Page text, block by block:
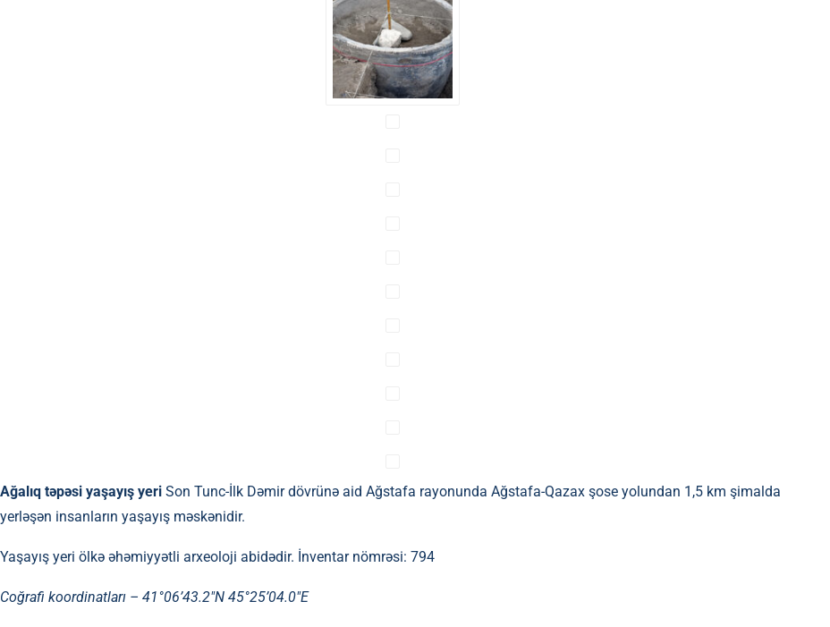
Ağalıq təpəsi yaşayış yeri Son Tunc-İlk Dəmir dövrünə aid Ağstafa rayonunda Ağstafa-Qazax şose yolundan 1,5 km şimalda
yerləşən insanların yaşayış məskənidir.
Yaşayış yeri ölkə əhəmiyyətli arxeoloji abidədir. İnventar nömrəsi: 794
Coğrafi koordinatları – 41°06’43.2″N 45°25’04.0″E